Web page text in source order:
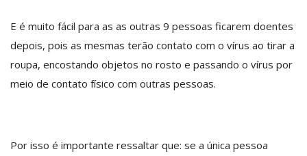
E é muito fácil para as as outras 9 pessoas ficarem doentes
depois, pois as mesmas terão contato com o vírus ao tirar a
roupa, encostando objetos no rosto e passando o vírus por
meio de contato físico com outras pessoas.
Por isso é importante ressaltar que: se a única pessoa